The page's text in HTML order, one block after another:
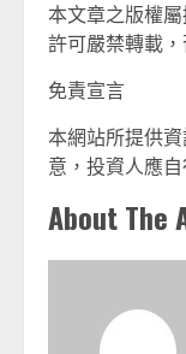
本文章之版權
許可嚴禁轉載
免責宣言
本網站所提供
意，投資人應
About The